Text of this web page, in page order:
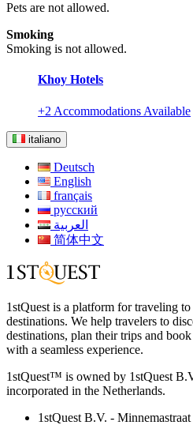
Pets are not allowed.
Smoking
Smoking is not allowed.
Khoy Hotels
+2 Accommodations Available
italiano
Deutsch
English
français
русский
العربية
简体中文
1stQuest is a platform for traveling
destinations. We help travelers to
destinations, plan their trips and
with a seamless experience.
1stQuest™ is owned by 1stQuest
incorporated in the Netherlands.
1stQuest B.V. -